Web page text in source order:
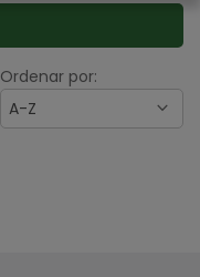
Ordenar por:
A-Z